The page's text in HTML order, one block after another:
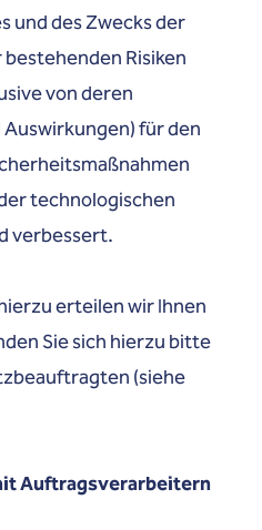
und des Zwecks der
Risiken
von deren
für den
technologischen
verbessert.
erteilen wir Ihnen
Sie sich hierzu bitte
(siehe
Auftragsverarbeitern